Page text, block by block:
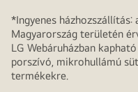
*Ingyenes házhozszállítás:
Magyarország területén
LG Webáruházban
porszívó, mikrohullámú
termékekre.